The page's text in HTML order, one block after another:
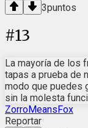
3puntos
#13
La mayoría de los
tapas a prueba de
modo que puedes
sin la molesta
ZorroMeansFox
Reportar